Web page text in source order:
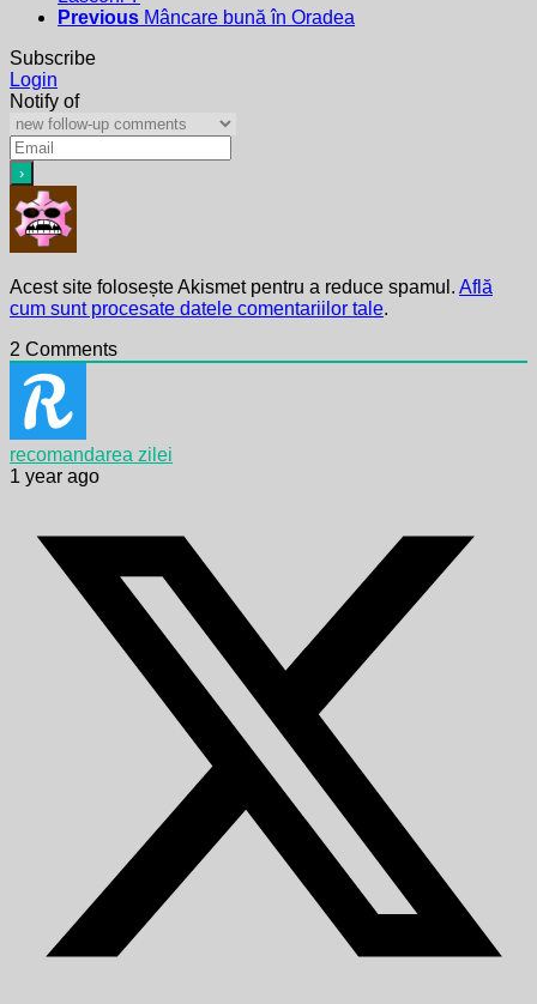
Previous Mâncare bună în Oradea
Subscribe
Login
Notify of
Acest site folosește Akismet pentru a reduce spamul. Află
cum sunt procesate datele comentariilor tale.
2 Comments
recomandarea zilei
1 year ago